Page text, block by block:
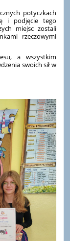
potyczkach
i podjęcie tego
miejsc zostali
rzeczowymi
a wszystkim
swoich sił w